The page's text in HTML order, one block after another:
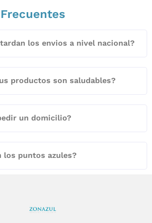
los envios a nivel nacional?
productos son saludables?
un domicilio?
los puntos azules?